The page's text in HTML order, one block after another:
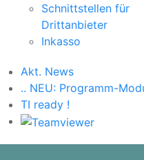
Schnittstellen für
Drittanbieter
Inkasso
Akt. News
.. NEU: Programm-
TI ready !